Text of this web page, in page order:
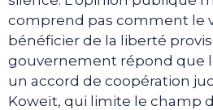
comprend pas comment le
bénéficier de la liberté
gouvernement répond que
un accord de coopération
Koweït, qui limite le champ